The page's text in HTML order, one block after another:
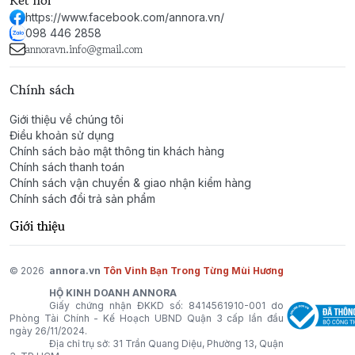
Millésime Impérial là lựa chọn lý tưởng cho những ai
yêu thích sự tươi mới, sang trọng và quyến rũ, phù
hợp cho các dịp đặc biệt, buổi tối hay những sự kiện
quan trọng, đặc biệt là cho những người yêu thích sự
nhẹ nhàng nhưng đầy ấn tượng.
https://www.facebook.com/annora.vn/
098 446 2858
annoravn.info@gmail.com
Chính sách
Giới thiệu về chúng tôi
Điều khoản sử dụng
Chính sách bảo mật thông tin khách hàng
Chính sách thanh toán
Chính sách vận chuyển & giao nhận kiểm hàng
Chính sách đổi trả sản phẩm
Giới thiệu
© 2026 annora.vn Tôn Vinh Bạn Trong Từng Mùi Hương
HỘ KINH DOANH ANNORA
Giấy chứng nhận ĐKKD số: 8414561910-001 do
Phòng Tài Chính - Kế Hoạch UBND Quận 3 cấp lần đầu
ngày 26/11/2024.
Địa chỉ trụ sở: 31 Trần Quang Diệu, Phường 13, Quận